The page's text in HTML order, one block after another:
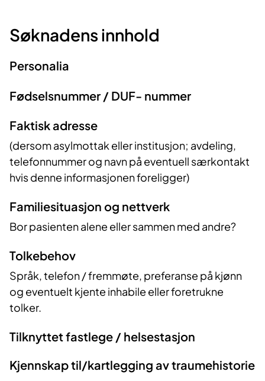
Søknadens innhold
Personalia
Fødselsnummer / DUF- nummer
Faktisk adresse
(dersom asylmottak eller institusjon; avdeling,
telefonnummer og navn på eventuell særkontakt
hvis denne informasjonen foreligger)
Familiesituasjon og nettverk
Bor pasienten alene eller sammen med andre?
Tolkebehov
Språk, telefon / fremmøte, preferanse på kjønn
og eventuelt kjente inhabile eller foretrukne
tolker.
Tilknyttet fastlege / helsestasjon
Kjennskap til/kartlegging av traumehistorie